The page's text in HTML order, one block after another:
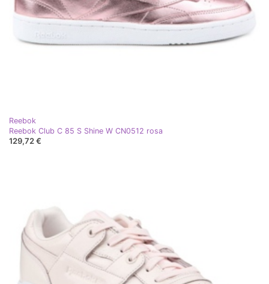
Reebok
Reebok Club C 85 S Shine W CN0512 rosa
129,72 €